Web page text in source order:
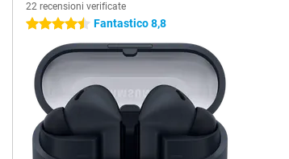
22 recensioni verificate
4.5 stelle Fantastico 8,8